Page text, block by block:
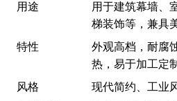
用途
用于建筑幕墙、
梯装饰等，兼具
特性
外观高档，耐腐
热，易于加工定
风格
现代简约、工业